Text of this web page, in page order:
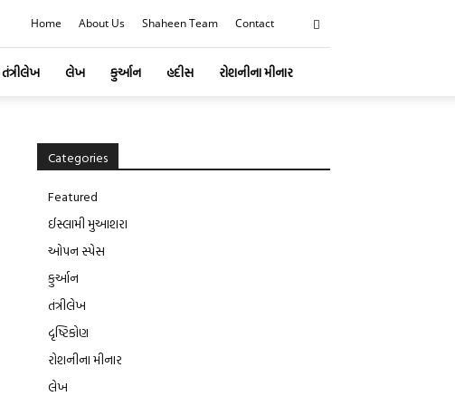
Home About Us Shaheen Team Contact
તંત્રીલેખ લેખ કુર્આન હદીસ રોશનીના મીનાર
Categories
Featured
ઈસ્લામી મુઆશરા
ઓપન સ્પેસ
કુર્આન
તંત્રીલેખ
દૃષ્ટિકોણ
રોશનીના મીનાર
લેખ